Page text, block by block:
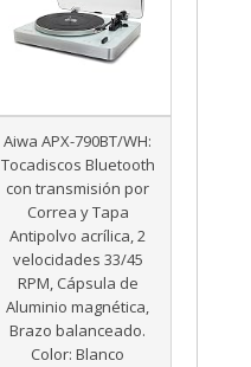
Aiwa APX-790BT/WH:
Tocadiscos Bluetooth
con transmisión por
Correa y Tapa
Antipolvo acrílica, 2
velocidades 33/45
RPM, Cápsula de
Aluminio magnética,
Brazo balanceado.
Color: Blanco